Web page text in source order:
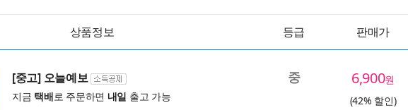
상품정보 등급 판매가
[중고] 오늘예보
지금 택배로 주문하면 내일 출고 가능
중 6,900원
(42% 할인)